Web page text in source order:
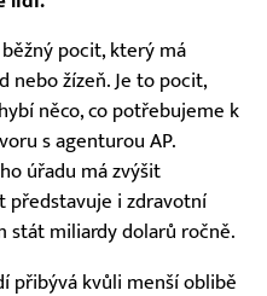
pocit, který má
nebo žízeň. Je to pocit,
něco, co potřebujeme k
s agenturou AP.
úřadu má zvýšit
představuje i zdravotní
stát miliardy dolarů ročně.
přibývá kvůli menší oblibě